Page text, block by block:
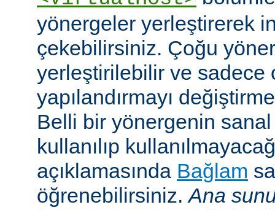
yönergeler yerleştirerek
çekebilirsiniz. Çoğu
yerleştirilebilir ve sadece
yapılandırmayı
Belli bir yönergenin
kullanılıp
açıklamasında Bağlam
öğrenebilirsiniz.Ana